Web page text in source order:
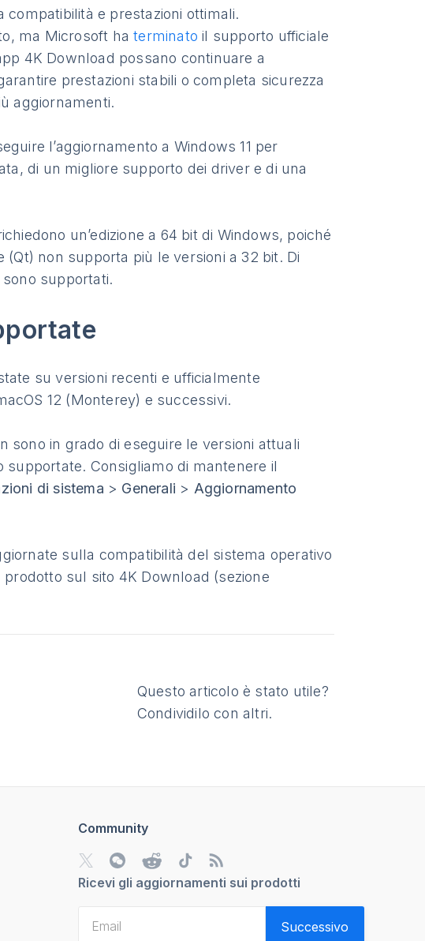
compatibilità e prestazioni ottimali.
ma Microsoft haterminato il supporto ufficiale
4K Download possano continuare a
prestazioni stabili o completa sicurezza
aggiornamenti.
l’aggiornamento a Windows 11 per
di un migliore supporto dei driver e di una
un’edizione a 64 bit di Windows, poiché
non supporta più le versioni a 32 bit. Di
supportati.
su versioni recenti e ufficialmente
12 (Monterey) e successivi.
sono in grado di eseguire le versioni attuali
Consigliamo di mantenere il
di sistema > Generali > Aggiornamento
sulla compatibilità del sistema operativo
sul sito 4K Download (sezione
Questo articolo è stato utile?
Condividilo con altri.
Community
Ricevi gli aggiornamenti sui prodotti
Successivo